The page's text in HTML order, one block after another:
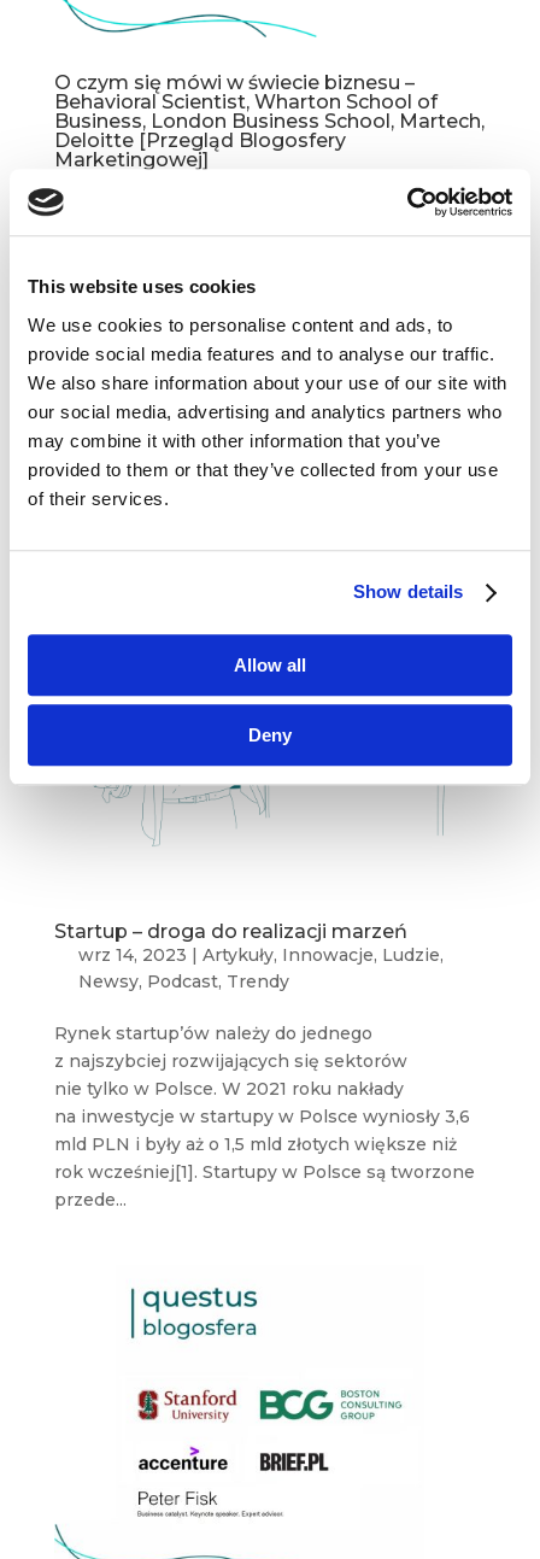
This website uses cookies
We use cookies to personalise content and ads, to
provide social media features and to analyse our traffic.
We also share information about your use of our site with
our social media, advertising and analytics partners who
may combine it with other information that you’ve
provided to them or that they’ve collected from your use
of their services.
Show details
Allow all
Deny
O czym się mówi w świecie biznesu –
Behavioral Scientist, Wharton School of
Business, London Business School, Martech,
Deloitte [Przegląd Blogosfery
Marketingowej]
Trendy,Wiedza
The Surprising Origins of Our Obsession with
Creativity Samuel W. Franklin Behavioral Scientist
Kreatywność, która została określona jako
kluczowa kompetencja w formule „4Cs”
(creativity, communication, collaboration, critical
thinking) w 2020 roku...
Startup – droga do realizacji marzeń
wrz 14, 2023 | Artykuły, Innowacje, Ludzie,
Newsy, Podcast, Trendy
Rynek startup’ów należy do jednego
z najszybciej rozwijających się sektorów
nie tylko w Polsce. W 2021 roku nakłady
na inwestycje w startupy w Polsce wyniosły 3,6
mld PLN i były aż o 1,5 mld złotych większe niż
rok wcześniej[1]. Startupy w Polsce są tworzone
przede...